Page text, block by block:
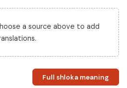
a source above to add
Full shloka meaning